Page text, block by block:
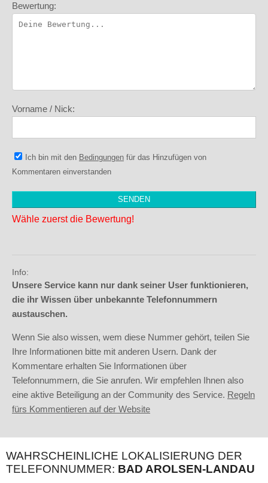
Bewertung:
Vorname / Nick:
Ich bin mit den Bedingungen für das Hinzufügen von
Kommentaren einverstanden
Wähle zuerst die Bewertung!
Info:
Unsere Service kann nur dank seiner User funktionieren,
die ihr Wissen über unbekannte Telefonnummern
austauschen.
Wenn Sie also wissen, wem diese Nummer gehört, teilen Sie
Ihre Informationen bitte mit anderen Usern. Dank der
Kommentare erhalten Sie Informationen über
Telefonnummern, die Sie anrufen. Wir empfehlen Ihnen also
eine aktive Beteiligung an der Community des Service. Regeln
fürs Kommentieren auf der Website
WAHRSCHEINLICHE LOKALISIERUNG DER
TELEFONNUMMER: BAD AROLSEN-LANDAU